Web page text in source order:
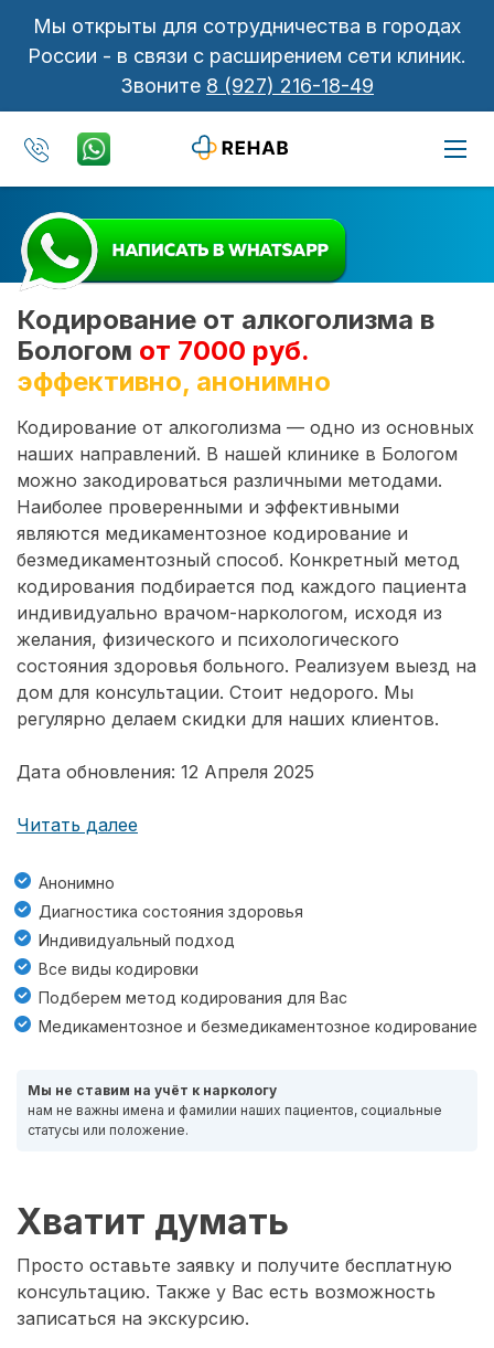
Мы открыты для сотрудничества в городах
России - в связи с расширением сети клиник.
Звоните 8 (927) 216-18-49
Кодирование от алкоголизма в
Бологом от 7000 руб.
эффективно, анонимно
Кодирование от алкоголизма — одно из основных
наших направлений. В нашей клинике в Бологом
можно закодироваться различными методами.
Наиболее проверенными и эффективными
являются медикаментозное кодирование и
безмедикаментозный способ. Конкретный метод
кодирования подбирается под каждого пациента
индивидуально врачом-наркологом, исходя из
желания, физического и психологического
состояния здоровья больного. Реализуем выезд на
дом для консультации. Стоит недорого. Мы
регулярно делаем скидки для наших клиентов.
Дата обновления: 12 Апреля 2025
Читать далее
Анонимно
Диагностика состояния здоровья
Индивидуальный подход
Все виды кодировки
Подберем метод кодирования для Вас
Медикаментозное и безмедикаментозное кодирование
Мы не ставим на учёт к наркологу
нам не важны имена и фамилии наших пациентов, социальные
статусы или положение.
Хватит думать
Просто оставьте заявку и получите бесплатную
консультацию. Также у Вас есть возможность
записаться на экскурсию.